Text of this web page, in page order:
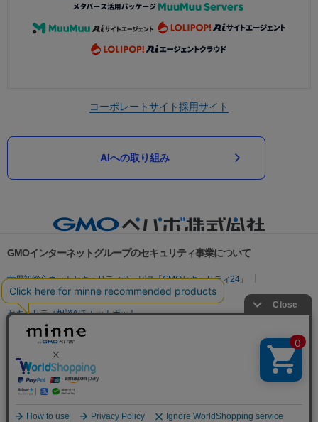
コーポレートサイト採用サイト
AIへの取り組み
GMOインターネットグループのセキュリティ事業について
世界初総合ネットセキュリティサービス「GMOセキュリティ24」
パスワード漏洩診断
Webサイトリスク診断
セキュリティ相談AIチャットボット
実在証明・盗聴対策
サイバー攻撃対策（GMO Flatt Security）
セキュリティ事業の軌跡